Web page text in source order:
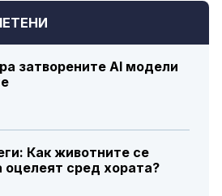
затворените AI модели
Как животните се
оцелеят сред хората?